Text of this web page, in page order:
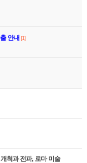
안내 [1]
척과 전파, 로마 미술